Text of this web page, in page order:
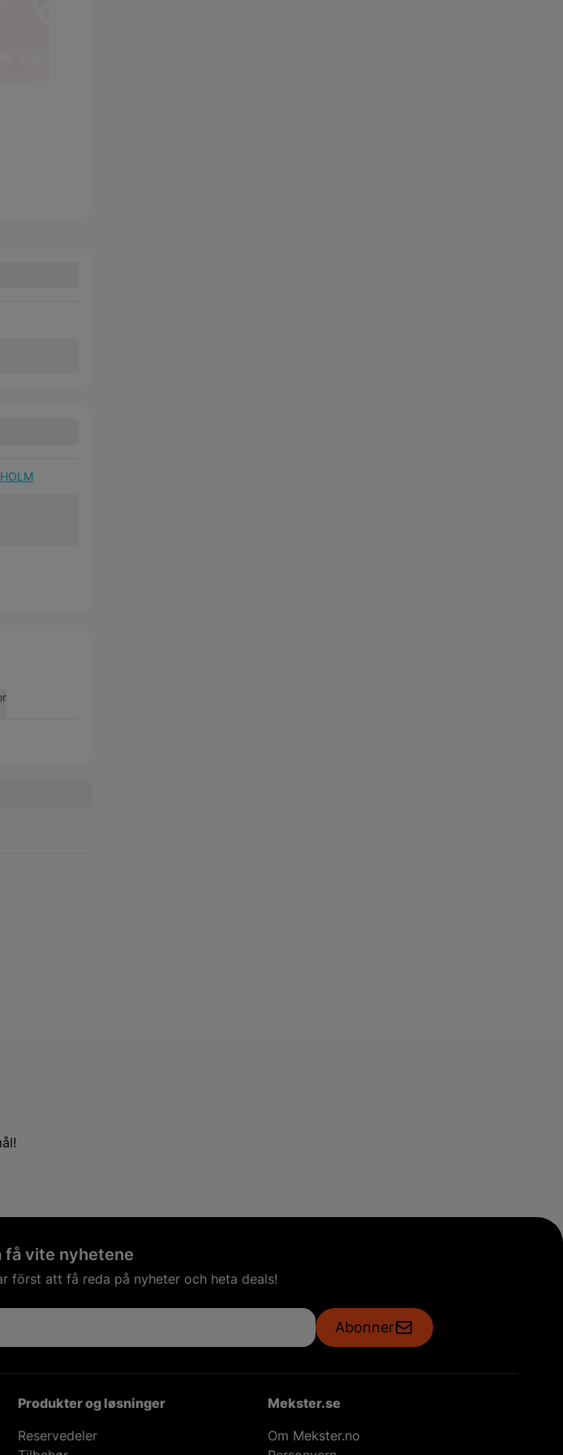
få vite nyhetene
först att få reda på nyheter och heta deals!
Abonner
Produkter og løsninger
Reservedeler
Mekster.se
Om Mekster.no